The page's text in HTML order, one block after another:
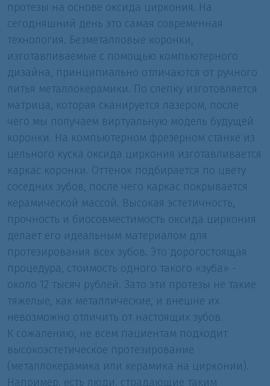
протезы на основе оксида циркония. На
сегодняшний день это самая современная
технология. Безметалловые коронки,
изготавливаемые с помощью компьютерного
дизайна, принципиально отличаются от ручного
литья металлокерамики. По слепку изготовляется
матрица, которая сканируется лазером, после
чего мы получаем виртуальную модель будущей
коронки. На компьютерном фрезерном станке из
цельного куска оксида циркония изготавливается
каркас коронки. Оттенок подбирается по цвету
соседних зубов, после чего каркас покрывается
керамической массой. Высокая эстетичность,
прочность и биосовместимость оксида циркония
делает его идеальным материалом для
протезирования всех зубов. Это дорогостоящая
процедура, стоимость одного такого «зуба» -
около 12 тысяч рублей. Зато эти протезы не такие
тяжелые, как металлические, и внешне их
невозможно отличить от настоящих зубов.
К сожалению, не всем пациентам подходит
высокоэстетическое протезирование
(металлокерамика или керамика на цирконии).
Например, есть люди, страдающие таким